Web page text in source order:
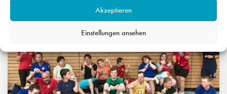
Akzeptieren
Einstellungen ansehen